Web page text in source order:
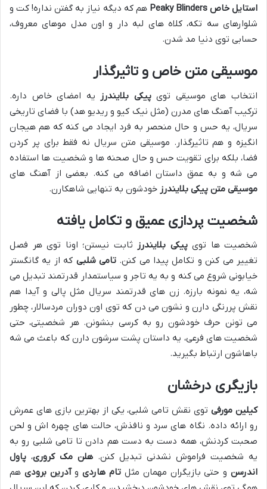
استایل خاص Peaky Blinders
هم که دیگه نیاز به گفتن نداره! کت و
شلوارهای سه تکه، کلاه های لبه دار و اون مدل موهای معروف،
حسابی توی دنیا مد شدن.
موسیقی متن خاص و تاثیرگذار
انتخاب های موسیقی تویپیکی بلایندرز یه امضای خاص داره.
ترکیب آهنگ های مدرن (مثل نیک کیو و ریدیو هد) با فضای تاریخی
سریال، یه حس و حال منحصر به فرد ایجاد می کنه که هم هیجان
انگیزه و هم تاثیرگذار. موسیقی متن سریال نه فقط برای پر کردن
فضا، بلکه برای تقویت حس و حال صحنه ها و شخصیت ها استفاده
می شه و به عمق داستان اضافه می کنه. بعضی از آهنگ های
موسیقی متن پیکی بلایندرز خودشون به تنهایی شاهکارن.
شخصیت پردازی عمیق و تکامل یافته
شخصیت ها تویپیکی بلایندرز ثابت نیستن؛ اونا توی هر فصل
تغییر می کنن و تکامل پیدا می کنن.تامی شلبی که از یه گانگستر
خیابونی شروع می کنه و به یه تاجر و سیاستمدار قدرتمند تبدیل می
شه، یه نمونه بارزه. زن های قدرتمند سریال مثل پالی و آیدا هم
نقش پررنگی دارن و نشون می دن که توی اون دوران مردسالار، چطور
می تونن حرف خودشون رو به کرسی بنشونن. هر شخصیتی، حتی
شخصیت های فرعی، یه داستان پشت سرشون دارن که باعث می شه
باهاشون ارتباط بگیرید.
بازیگری درخشان
کیلین مورفیتوی نقش تامی شلبی، یکی از بهترین بازی های عمرش
رو ارائه داده. نگاه های سرد و نافذش، حالت های چهره اش و لحن
صحبت کردنش، همه دست به دست هم دادن تا تامی شلبی رو به
یه شخصیت فراموش نشدنی تبدیل کنن. هلن مک کروری، پاول
اندرسنو حتی بازیگران مهمان مثل تام هاردیوآدرین برودی هم